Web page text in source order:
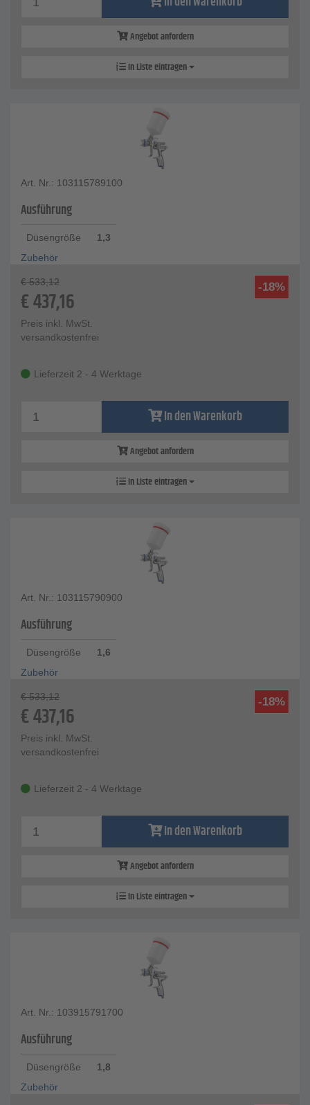
Angebot anfordern
In Liste eintragen
Art. Nr.: 103115789100
Ausführung
Düsengröße
1,3
Zubehör
-18%
€ 533,12
€437,16
Preis inkl. MwSt.
versandkostenfrei
Lieferzeit 2 - 4 Werktage
In den Warenkorb
Angebot anfordern
In Liste eintragen
Art. Nr.: 103115790900
Ausführung
Düsengröße
1,6
Zubehör
-18%
€ 533,12
€437,16
Preis inkl. MwSt.
versandkostenfrei
Lieferzeit 2 - 4 Werktage
In den Warenkorb
Angebot anfordern
In Liste eintragen
Art. Nr.: 103915791700
Ausführung
Düsengröße
1,8
Zubehör